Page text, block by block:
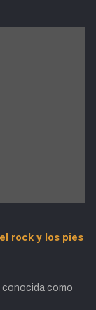
rock y los pies
conocida como